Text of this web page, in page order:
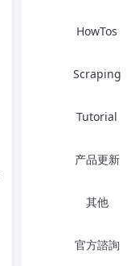
HowTos
Scraping
Tutorial
产品更新
其他
官方諮詢